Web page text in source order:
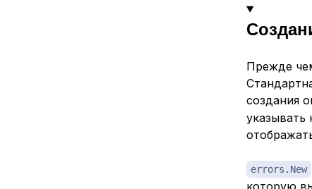
Прежде
создания
errors.New
которую